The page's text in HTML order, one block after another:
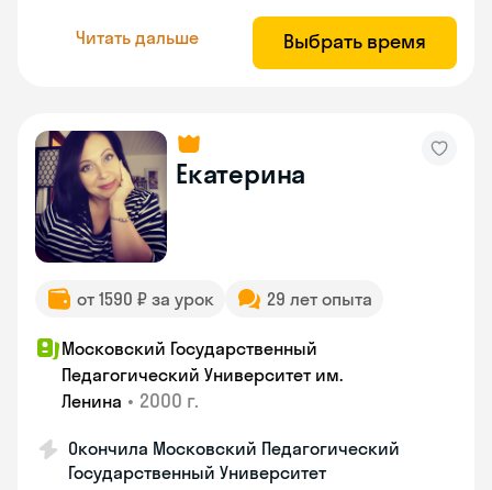
Читать дальше Выбрать время
Екатерина
от 1590 ₽ за урок 29 лет опыта
Московский Государственный
Педагогический Университет им.
Ленина • 2000 г.
Окончила Московский Педагогический
Государственный Университет